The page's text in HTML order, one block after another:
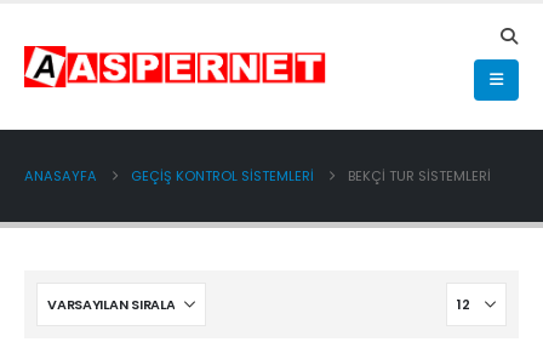
ANASAYFA GEÇİŞ KONTROL SİSTEMLERİ BEKÇİ TUR SİSTEMLERİ